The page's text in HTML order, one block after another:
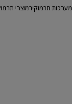
מערכות תרמוקירמוצרי